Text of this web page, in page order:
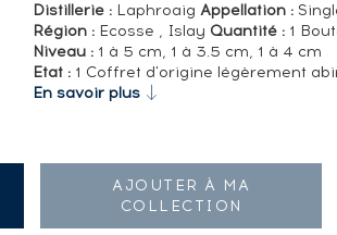
Distillerie :Laphroaig Appellation :
Région : Ecosse , Islay Quantité :1
Niveau :1 à 5 cm, 1 à 3.5 cm, 1 à 4 cm
Etat :1 Coffret d'origine légèrement
En savoir plus
AJOUTER À MA
COLLECTION